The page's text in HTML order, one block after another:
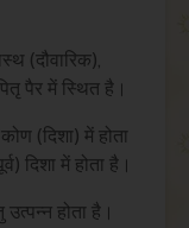
(दौवारिक),
पैर में स्थित है।
(दिशा) में होता
दिशा में होता है।
होता है।